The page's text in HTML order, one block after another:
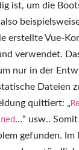
ist, um die
beispielsweise
erstellte Vue-
verwendet.
nur in der
Dateien
quittiert: „
…“ usw..
gefunden.